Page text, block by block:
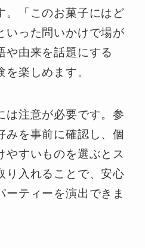
。「このお菓子にはど
いった問いかけで場が
や由来を話題にする
楽しめます。
は注意が必要です。参
みを事前に確認し、個
やすいものを選ぶとス
り入れることで、安心
ーティーを演出できま